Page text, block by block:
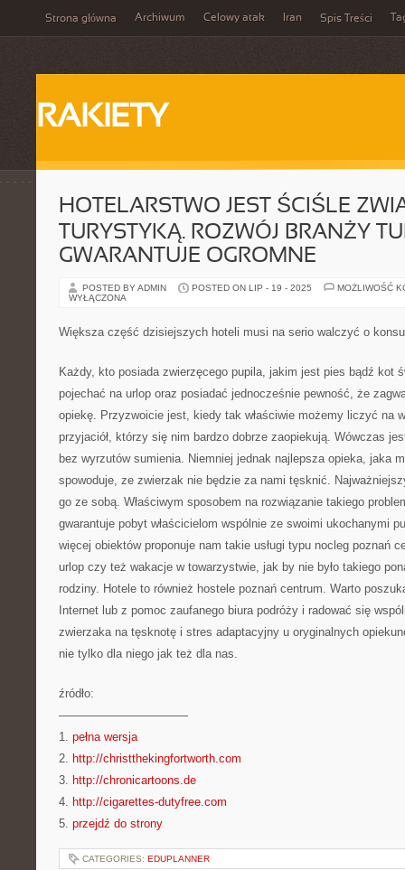
Strona główna Archiwum Celowy atak Iran Spis Treści
RAKIETY
HOTELARSTWO JEST ŚCIŚLE
TURYSTYKĄ. ROZWÓJ BRANŻY
GWARANTUJE OGROMNE
POSTED BY ADMIN POSTED ON LIP - 19 - 2025
MOŻLIWOŚĆ
WYŁĄCZONA
Większa część dzisiejszych hoteli musi na serio walczyć o
Każdy, kto posiada zwierzęcego pupila, jakim jest pies bądź kot
pojechać na urlop oraz posiadać jednocześnie pewność, że
opiekę. Przyzwoicie jest, kiedy tak właściwie możemy liczyć na
przyjaciół, którzy się nim bardzo dobrze zaopiekują. Wówczas
bez wyrzutów sumienia. Niemniej jednak najlepsza opieka, jaka
spowoduje, ze zwierzak nie będzie za nami tęsknić.
go ze sobą. Właściwym sposobem na rozwiązanie takiego
gwarantuje pobyt właścicielom wspólnie ze swoimi ukochanymi
więcej obiektów proponuje nam takie usługi typu nocleg poznań
urlop czy też wakacje w towarzystwie, jak by nie było takiego
rodziny. Hotele to również hostele poznań centrum. Warto
Internet lub z pomoc zaufanego biura podróży i radować się
zwierzaka na tęsknotę i stres adaptacyjny u oryginalnych
nie tylko dla niego jak też dla nas.
źródło:
———————————
1. pełna wersja
2. http://christthekingfortworth.com
3. http://chronicartoons.de
4. http://cigarettes-dutyfree.com
5. przejdź do strony
CATEGORIES: EDUPLANNER